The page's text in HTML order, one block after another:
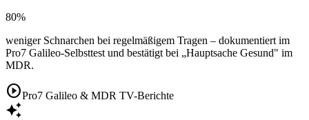
80%
weniger Schnarchen bei regelmäßigem Tragen – dokumentiert im
Pro7 Galileo-Selbsttest und bestätigt bei „Hauptsache Gesund" im
MDR.
play_circlePro7 Galileo & MDR TV-Berichte
auto_awesome